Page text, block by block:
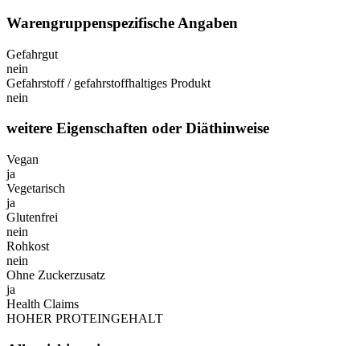
Warengruppenspezifische Angaben
Gefahrgut
nein
Gefahrstoff / gefahrstoffhaltiges Produkt
nein
weitere Eigenschaften oder Diäthinweise
Vegan
ja
Vegetarisch
ja
Glutenfrei
nein
Rohkost
nein
Ohne Zuckerzusatz
ja
Health Claims
HOHER PROTEINGEHALT